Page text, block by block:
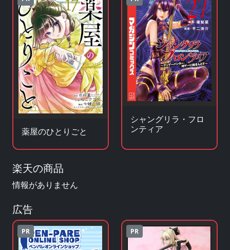
薬屋のひとりごと
シャングリラ・フロ
ンティア
楽天の商品
情報がありません
広告
PR PR